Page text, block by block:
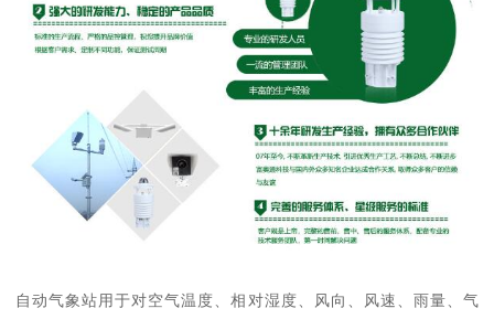
自动气象站用于对空气温度、相对湿度、风向、风速、雨量、气